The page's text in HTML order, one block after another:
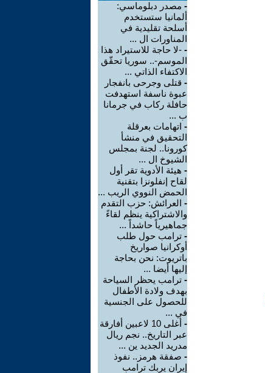
- مصدر دبلوماسي:
ألمانيا ستستخدم
أسلحة تقليدية في
المناورات ال ...
- -لا حاجة للاستيراد هذا
الموسم-.. سوريا تحقّق
الاكتفاء الذاتي ...
- قتلى وجرحى بانفجار
عبوة ناسفة استهدفت
حافلة ركاب في جرمانا
ب ...
- اتهامات بعرقلة
التحقيق في منشأ
كورونا.. لجنة بمجلس
الشيوخ ال ...
- هيئة الأدوية تقر أول
لقاح إنفلونزا بتقنية
الحمض النووي الريب ...
- العرائش: حزب التقدم
والاشتراكية ينظم لقاءً
جماهيرياً حاشداً ...
- ترامب حول طلب
أوكرانيا صواريخ
باتريوت: نحن بحاجة
إليها أيضا ...
- ترامب يحظر السياحة
بهدف ولادة الأطفال
للحصول على الجنسية
في ...
-
أغلى 10 لاعبين أفارقة
عبر التاريخ.. نجم ريال
مدريد الجديد ين ...
- صفقة هرمز.. نفوذ
إيران يربك ترامب